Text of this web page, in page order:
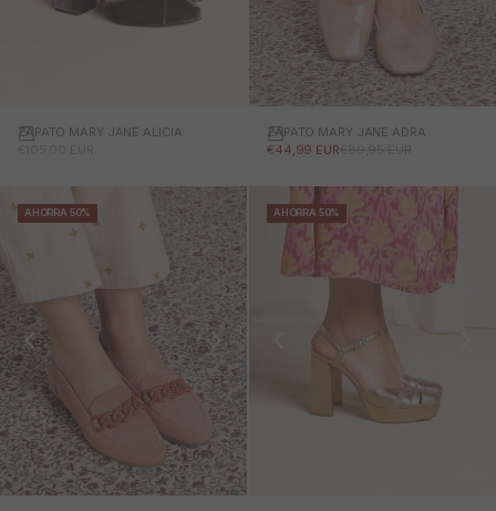
ZAPATO MARY JANE ALICIA
ZAPATO MARY JANE ADRA
PRECIO DE OFERTA
€44,99 EURPRECIO NORMAL
€89,95 EUR
AHORRA 50% AHORRA 50%